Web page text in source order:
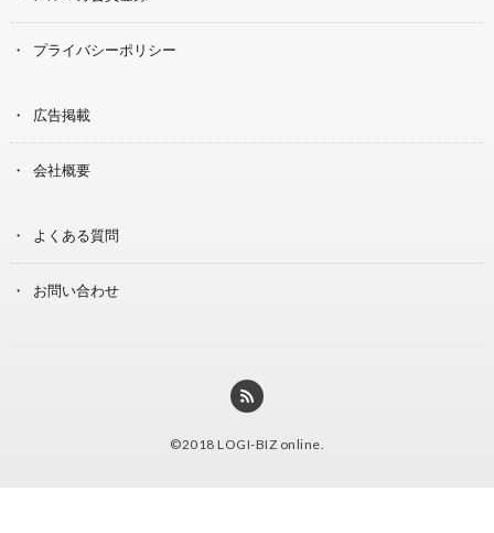
プライバシーポリシー
広告掲載
会社概要
よくある質問
お問い合わせ
©2018 LOGI-BIZ online.